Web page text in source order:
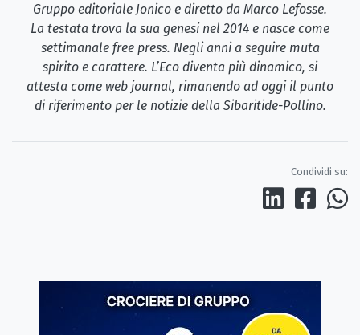
Gruppo editoriale Jonico e diretto da Marco Lefosse.
La testata trova la sua genesi nel 2014 e nasce come
settimanale free press. Negli anni a seguire muta
spirito e carattere. L’Eco diventa più dinamico, si
attesta come web journal, rimanendo ad oggi il punto
di riferimento per le notizie della Sibaritide-Pollino.
Condividi su: